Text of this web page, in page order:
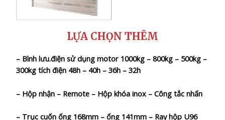
LỰA CHỌN THÊM
– Bình lưu.điện sử dụng motor 1000kg – 800kg – 500kg –
300kg tích điện 48h – 40h – 36h – 32h
– Hộp nhận – Remote – Hộp khóa inox – Công tắc nhấn
– Trục cuốn ống 168mm – ống 141mm – Ray hộp U96